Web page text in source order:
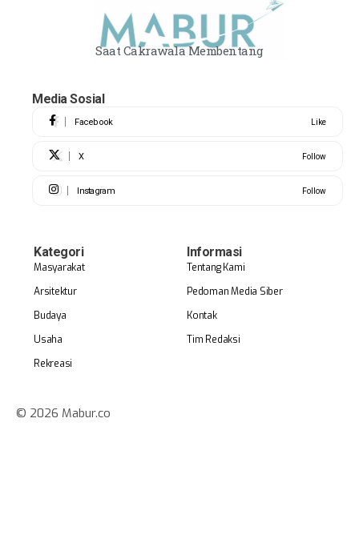
Saat Cakrawala Membentang
Media Sosial
Facebook Like
X Follow
Instagram Follow
Kategori
Masyarakat
Arsitektur
Budaya
Usaha
Rekreasi
Informasi
Tentang Kami
Pedoman Media Siber
Kontak
Tim Redaksi
© 2026 Mabur.co